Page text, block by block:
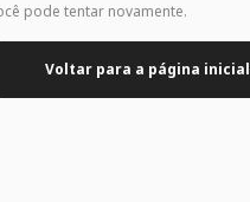
pode tentar novamente.
Voltar para a página inicial